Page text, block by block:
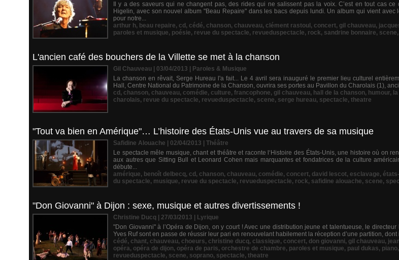
Il y a des saveurs qui ne changent pas, des rides qui ne salissent pas la voix. C’est en tout cas
Higelin, avec son nouvel album "Beau Repaire" dans les bacs depuis lundi. Un album qui vient
pour notre...
arthur h, beau repaire, cd , cédé, chanson, chauveau, clément rastoul , concert, gil chauveau,
paroles et musique, poésie, revue du spectacle, revueduspectacle, rock, sandrine bonnaire, scene,
L'ancien café des bouchers de la Villette se met à la chanson
Gil Chauveau | 03/04/2013
Paroles & Musique
La chanson en rêvait, Serge Hureau l'a fait... Le 4 avril sera inauguré le premier lieu culturel
Hall, Centre National du Patrimoine de la Chanson, ouvrira ses portes au Pavillon du Charolais (1),
cd , chanson, chauveau, comédie, culture, francophone, gil chauveau, hall de la chanson, humour,
charolais, revue du spectacle, revueduspectacle, scene, serge hureau, spectacle, theatre
"Tout va bien en Amérique"… L’histoire des États-Unis vue au travers de sa musique
Safidine Alouache | 02/04/2013
Théâtre
Le spectacle mêle musique, chant et théâtre et raconte l‘Histoire des États-Unis, une histoire où on
aux autres que Sitting Bull et Leonard Cohen mais marquantes et fondatrices de la culture
débute...
amérique, benoît delbecq, cd , chanson, chauveau, comédie, concert, david lescot, esclavage,
du spectacle, musique, revue du spectacle, revueduspectacle, rock, safidine alouache, scene,
"Don Giovanni" à Dijon : sexe, musique et autres divertissements !
Christine Ducq | 27/03/2013
Lyrique
"Don Giovanni" à l’Opéra de Dijon, on y court ! Avec une distribution jeune et talentueuse, le
Yves Ruf sont en passe de réussir leur pari en renouvelant habilement la réception d’une partition, dont
cédé, chant, chauveau, choeurs, christine ducq, classique, concert, don giovanni, gil chauveau,
opéra, opéra de dijon, opéra de paris, orchestre de chambre, paroles et musique, paul dukas, piano,
revueduspectacle, scene, soprano, spectacle, theatre